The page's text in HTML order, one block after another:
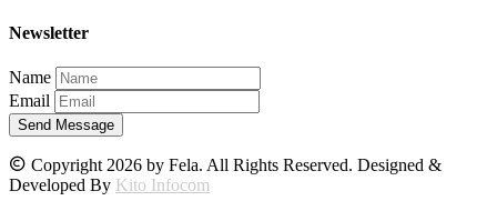
Newsletter
Name
Email
Send Message
Copyright 2026 by Fela. All Rights Reserved. Designed &
Developed By Kito Infocom